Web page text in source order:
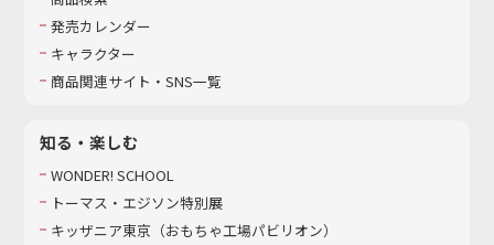
発売カレンダー
キャラクター
商品関連サイト・SNS一覧
知る・楽しむ
WONDER! SCHOOL
トーマス・エジソン特別展
キッザニア東京（おもちゃ工場パビリオン）​